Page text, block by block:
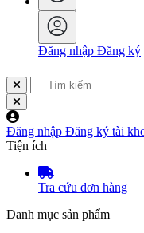
Đăng nhập Đăng ký
Đăng nhập Đăng ký tài
Tiện ích
Tra cứu đơn hàng
Danh mục sản phẩm